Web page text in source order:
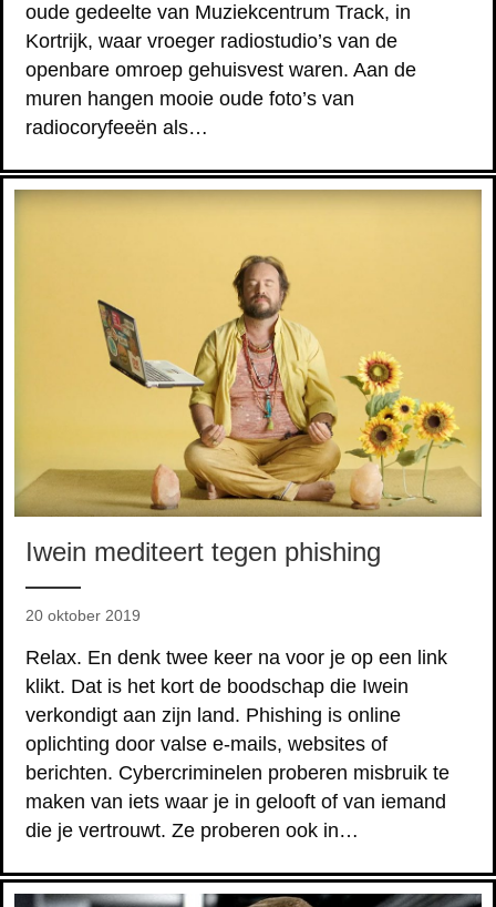
oude gedeelte van Muziekcentrum Track, in
Kortrijk, waar vroeger radiostudio’s van de
openbare omroep gehuisvest waren. Aan de
muren hangen mooie oude foto’s van
radiocoryfeeën als…
Iwein mediteert tegen phishing
20 oktober 2019
Relax. En denk twee keer na voor je op een link
klikt. Dat is het kort de boodschap die Iwein
verkondigt aan zijn land. Phishing is online
oplichting door valse e-mails, websites of
berichten. Cybercriminelen proberen misbruik te
maken van iets waar je in gelooft of van iemand
die je vertrouwt. Ze proberen ook in…